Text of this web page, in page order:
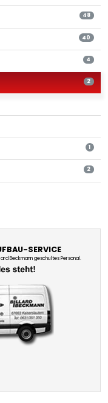
48
40
4
2
1
2
SERVICE
Beckmann geschultes Personal.